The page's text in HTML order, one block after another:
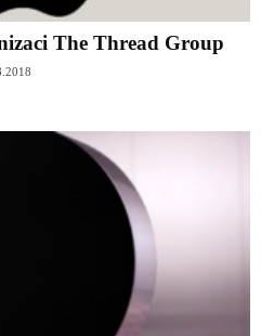
The Thread Group